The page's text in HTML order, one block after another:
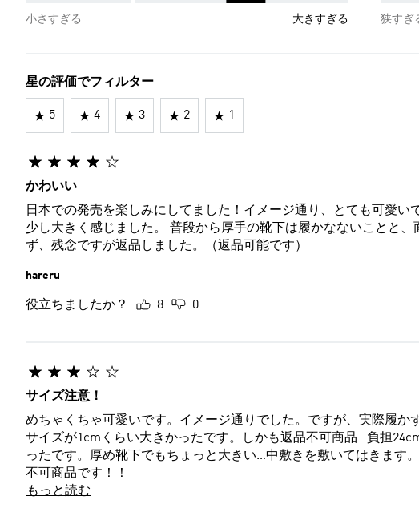
小さすぎる 大きすぎる 狭すぎ
星の評価でフィルター
5 4 3 2 1
かわいい
日本での発売を楽しみにしてました！イメージ通り、とても可愛いです。 しかし、いつものサイズで購入し
少し大きく感じました。 普段から厚手の靴下は履かなないことと
ず、残念ですが返品しました。（返品可能です）
hareru
役立ちましたか？ 8 0
サイズ注意！
めちゃくちゃ可愛いです。イメージ通りでした。ですが、実際履か
サイズが1cmくらい大きかったです。しかも返品不可商品…負担
ったです。厚め靴下でもちょっと大きい…中敷きを敷いてはきます
不可商品です！！
もっと読む